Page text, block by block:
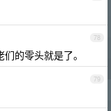
78
的零头就是了。
79